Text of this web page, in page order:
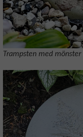
Trampsten med